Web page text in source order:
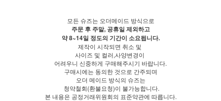
모든 슈즈는 오더메이드 방식으로
주문 후 주말, 공휴일 제외하고
약 8~14일 정도의 기간이 소요됩니다.
제작이 시작되면 취소 및
사이즈 및 컬러,사양변경이
어려우니 신중하게 구매해주시기 바랍니다.
구매시에는 동의한 것으로 간주되며
오더 메이드 방식의 슈즈는
청약철회(환불요청)이 불가능합니다.
본 내용은 공정거래위원회의 표준약관에 따릅니다.